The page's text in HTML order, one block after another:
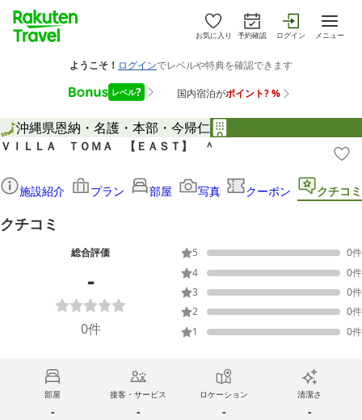
お気に入り 予約確認 ログイン メニュー
沖縄県恩納・名護・本部・今帰仁
ＶＩＬＬＡ ＴＯＭＡ 【ＥＡＳＴ】 ＾
施設紹介 プラン 部屋 写真 クーポン クチコミ
クチコミ
総合評価
-
0件
5 0件
4
0件
3
0件
2
0件
1
0件
部屋
-
接客・サービス
-
ロケーション
-
清潔さ
-